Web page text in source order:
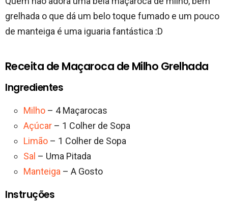
grelhada o que dá um belo toque fumado e um pouco
de manteiga é uma iguaria fantástica :D
Receita de Maçaroca de Milho Grelhada
Ingredientes
Milho – 4 Maçarocas
Açúcar – 1 Colher de Sopa
Limão – 1 Colher de Sopa
Sal – Uma Pitada
Manteiga – A Gosto
Instruções